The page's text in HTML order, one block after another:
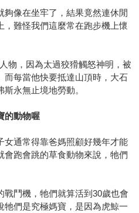
像在坐牢了，結果竟然連休閒
難怪我們這麼常在跑步機上懷
物，因為太過狡猾觸怒神明，被
而每當他快要抵達山頂時，大石
永無止境地勞動。
的動物喔
女通常得靠爸媽照顧好幾年才能
跑會跳的草食動物來說，牠們
鬥機，牠們就算活到30歲也會
們是究極媽寶，是因為虎鯨一